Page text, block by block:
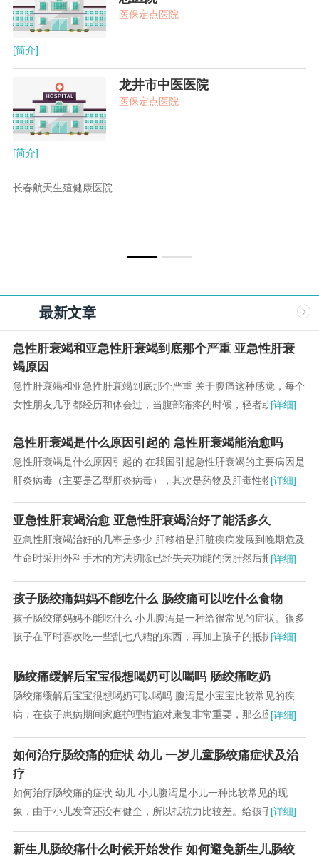
医保定点医院
[简介]
龙井市中医医院
医保定点医院
[简介]
长春航天生殖健康医院
最新文章
急性肝衰竭和亚急性肝衰竭到底那个严重 亚急性肝衰
竭原因
急性肝衰竭和亚急性肝衰竭到底那个严重 关于腹痛这种感觉，每个
女性朋友几乎都经历和体会过，当腹部痛疼的时候，轻者或许还能
忍受，如果稍微严重的话，会疼不欲生，不停的...
[详细]
急性肝衰竭是什么原因引起的 急性肝衰竭能治愈吗
急性肝衰竭是什么原因引起的 在我国引起急性肝衰竭的主要病因是
肝炎病毒（主要是乙型肝炎病毒），其次是药物及肝毒性物质（如
[详细]
亚急性肝衰竭治愈 亚急性肝衰竭治好了能活多久
亚急性肝衰竭治好的几率是多少 肝移植是肝脏疾病发展到晚期危及
生命时采用外科手术的方法切除已经失去功能的病肝然后把一个健
[详细]
孩子肠绞痛妈妈不能吃什么 肠绞痛可以吃什么食物
孩子肠绞痛妈妈不能吃什么 小儿腹泻是一种给很常见的症状。很多
孩子在平时喜欢吃一些乱七八糟的东西，再加上孩子的抵抗能力和
[详细]
肠绞痛缓解后宝宝很想喝奶可以喝吗 肠绞痛吃奶
肠绞痛缓解后宝宝很想喝奶可以喝吗 腹泻是小宝宝比较常见的疾
病，在孩子患病期间家庭护理措施对康复非常重要，那么应该怎样
[详细]
如何治疗肠绞痛的症状 幼儿 一岁儿童肠绞痛症状及治
疗
如何治疗肠绞痛的症状 幼儿 小儿腹泻是小儿一种比较常见的现
象，由于小儿发育还没有健全，所以抵抗力比较差。给孩子的健康
带来严重影响。下面小编我就小儿腹泻如何预防做...
[详细]
新生儿肠绞痛什么时候开始发作 如何避免新生儿肠绞